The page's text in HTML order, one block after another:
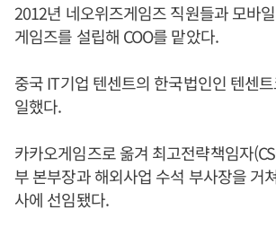
2012년 네오위즈게임즈 직원들과 모바
게임즈를 설립해 COO를 맡았다.
중국 IT기업 텐센트의 한국법인인 텐센
일했다.
카카오게임즈로 옮겨 최고전략책임자
부 본부장과 해외사업 수석 부사장을 거
사에 선임됐다.